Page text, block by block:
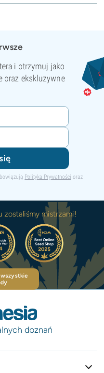
i otrzymuj jako
oraz ekskluzywne
Polityka Prywatności oraz
zostaliśmy mistrzami!
wszystkie
doznań